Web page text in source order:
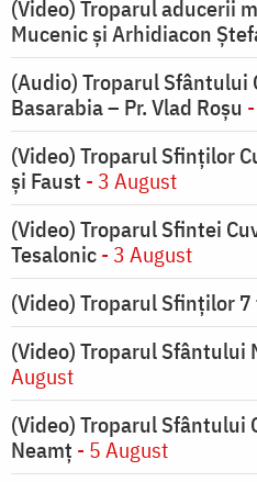
(Video) Troparul aducerii
Mucenic și Arhidiacon
(Audio) Troparul Sfântului
Basarabia – Pr. Vlad Roșu
(Video) Troparul Sfinților
și Faust - 3 August
(Video) Troparul Sfintei
Tesalonic- 3 August
(Video) Troparul Sfinților
(Video) Troparul Sfântului
August
(Video) Troparul Sfântului
Neamț - 5 August